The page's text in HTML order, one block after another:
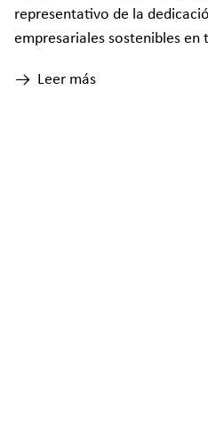
representativo de la
empresariales sostenibles en
Leer más